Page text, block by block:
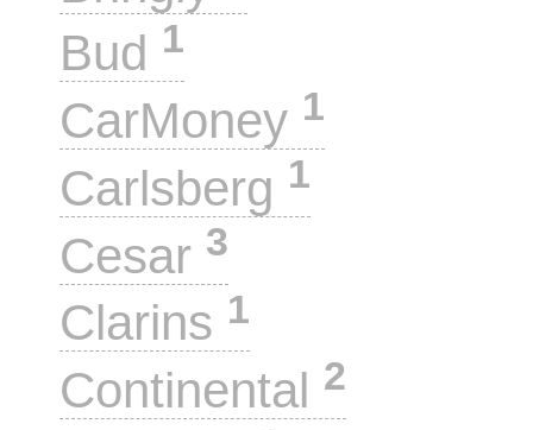
Bud 1
CarMoney 1
Carlsberg 1
Cesar 3
Clarins 1
Continental 2